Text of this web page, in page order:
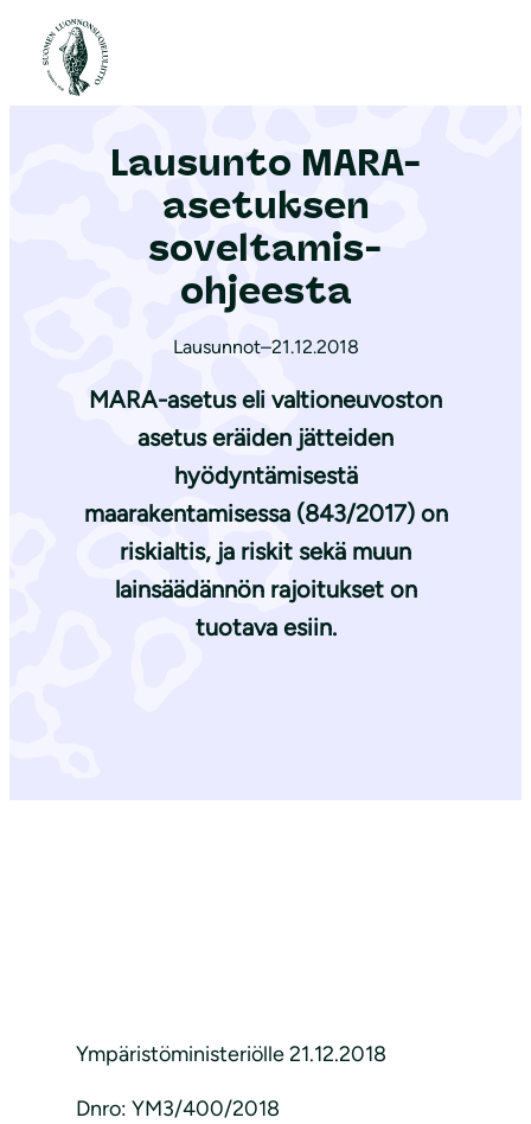
Etusivu
Lausunto MARA-
asetuksen
soveltamis­
ohjeesta
Lausunnot–21.12.2018
MARA-asetus eli valtioneuvoston
asetus eräiden jätteiden
hyödyntämisestä
maarakentamisessa (843/2017) on
riskialtis, ja riskit sekä muun
lainsäädännön rajoitukset on
tuotava esiin.
Ympäristöministeriölle 21.12.2018
Dnro: YM3/400/2018